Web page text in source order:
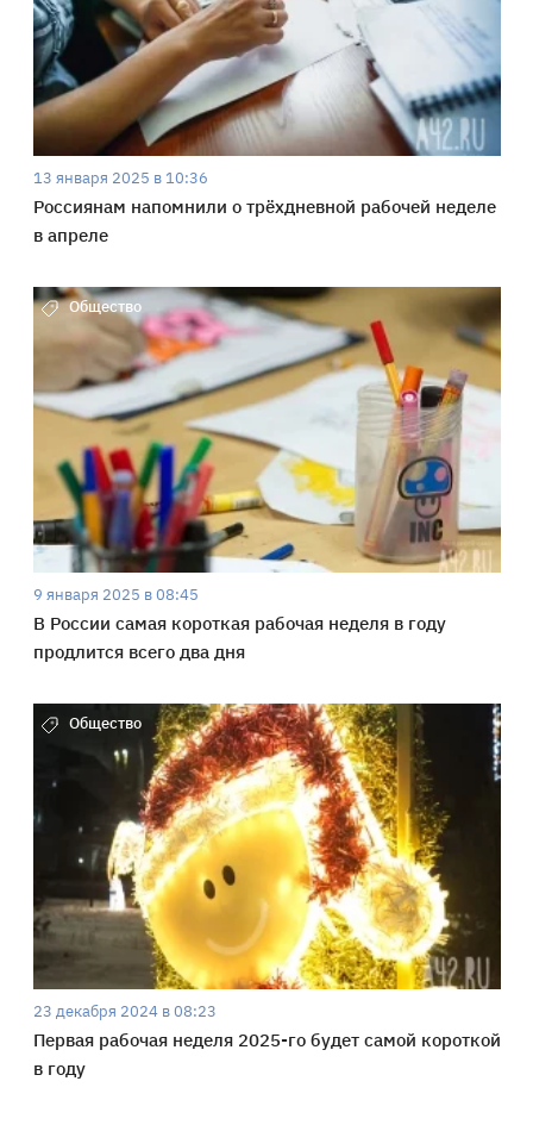
13 января 2025 в 10:36
Россиянам напомнили о трёхдневной рабочей неделе
в апреле
Общество
9 января 2025 в 08:45
В России самая короткая рабочая неделя в году
продлится всего два дня
Общество
23 декабря 2024 в 08:23
Первая рабочая неделя 2025-го будет самой короткой
в году